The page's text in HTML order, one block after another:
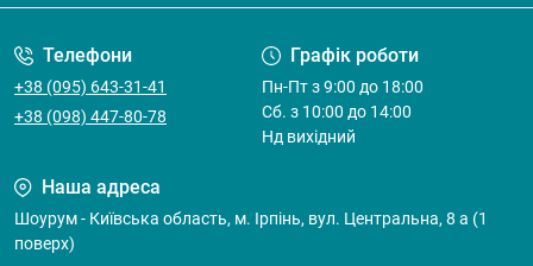
Телефони
+38 (095) 643-31-41
+38 (098) 447-80-78
Графік роботи
Пн-Пт з 9:00 до 18:00
Cб. з 10:00 до 14:00
Нд вихідний
Наша адреса
Шоурум - Київська область, м. Ірпінь, вул. Центральна, 8 а (1
поверх)